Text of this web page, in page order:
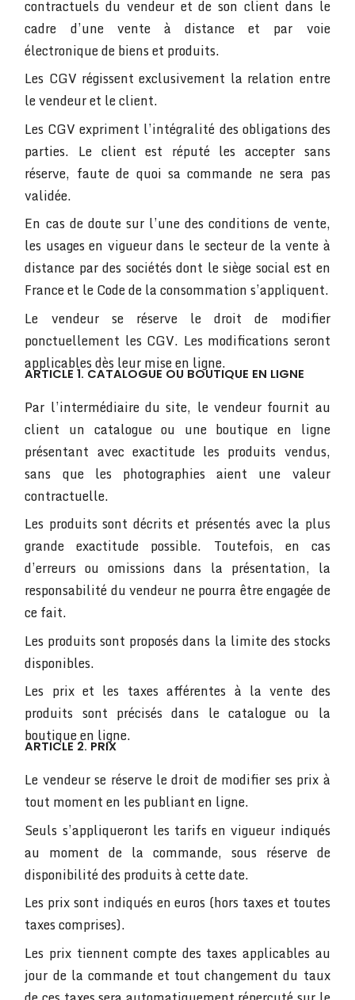
contractuels du vendeur et de son client dans le
cadre d’une vente à distance et par voie
électronique de biens et produits.
Les CGV régissent exclusivement la relation entre
le vendeur et le client.
Les CGV expriment l’intégralité des obligations des
parties. Le client est réputé les accepter sans
réserve, faute de quoi sa commande ne sera pas
validée.
En cas de doute sur l’une des conditions de vente,
les usages en vigueur dans le secteur de la vente à
distance par des sociétés dont le siège social est en
France et le Code de la consommation s’appliquent.
Le vendeur se réserve le droit de modifier
ponctuellement les CGV. Les modifications seront
applicables dès leur mise en ligne.
ARTICLE 1. CATALOGUE OU BOUTIQUE EN LIGNE
Par l’intermédiaire du site, le vendeur fournit au
client un catalogue ou une boutique en ligne
présentant avec exactitude les produits vendus,
sans que les photographies aient une valeur
contractuelle.
Les produits sont décrits et présentés avec la plus
grande exactitude possible. Toutefois, en cas
d’erreurs ou omissions dans la présentation, la
responsabilité du vendeur ne pourra être engagée de
ce fait.
Les produits sont proposés dans la limite des stocks
disponibles.
Les prix et les taxes afférentes à la vente des
produits sont précisés dans le catalogue ou la
boutique en ligne.
ARTICLE 2. PRIX
Le vendeur se réserve le droit de modifier ses prix à
tout moment en les publiant en ligne.
Seuls s’appliqueront les tarifs en vigueur indiqués
au moment de la commande, sous réserve de
disponibilité des produits à cette date.
Les prix sont indiqués en euros (hors taxes et toutes
taxes comprises).
Les prix tiennent compte des taxes applicables au
jour de la commande et tout changement du taux